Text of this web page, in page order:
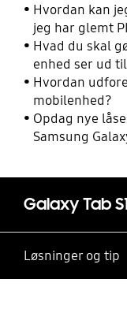
Hvordan kan
jeg har glemt
Hvad du skal
enhed ser ud
reagerer
Hvordan
mobilenhed?
Opdag nye
Samsung
Løsninger og tip